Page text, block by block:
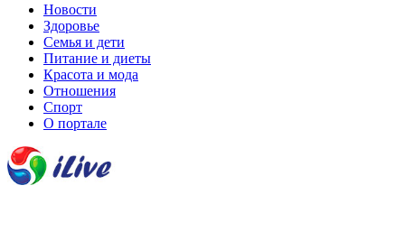
Новости
Здоровье
Семья и дети
Питание и диеты
Красота и мода
Отношения
Спорт
О портале